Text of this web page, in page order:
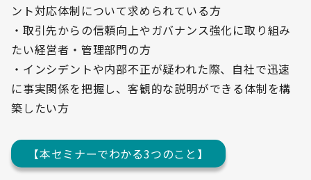
ント対応体制について求められている方
・取引先からの信頼向上やガバナンス強化に取り組み
たい経営者・管理部門の方
・インシデントや内部不正が疑われた際、自社で迅速
に事実関係を把握し、客観的な説明ができる体制を構
築したい方
【本セミナーでわかる3つのこと】